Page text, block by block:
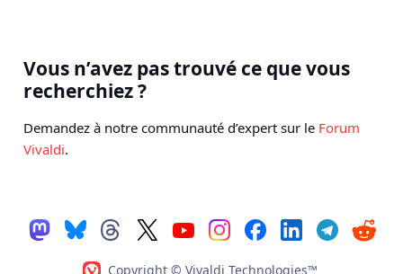
Vous n’avez pas trouvé ce que vous
recherchiez ?
Demandez à notre communauté d’expert sur le Forum
Vivaldi.
Copyright © Vivaldi Technologies™